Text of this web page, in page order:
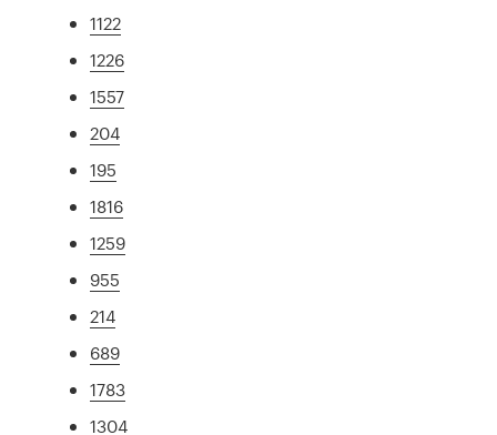
1122
1226
1557
204
195
1816
1259
955
214
689
1783
1304